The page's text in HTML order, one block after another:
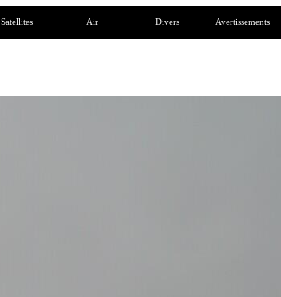
Satellites Air Divers Avertissements